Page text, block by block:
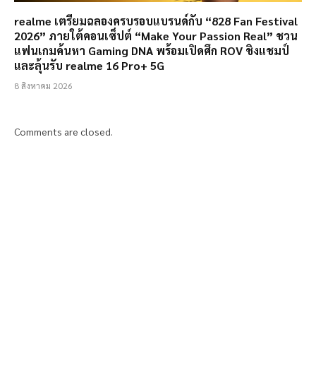
realme เตรียมฉลองครบรอบแบรนด์กับ “828 Fan Festival
2026” ภายใต้คอนเซ็ปต์ “Make Your Passion Real” ชวน
แฟนเกมค้นหา Gaming DNA พร้อมเปิดศึก ROV ชิงแชมป์
และลุ้นรับ realme 16 Pro+ 5G
8 สิงหาคม 2026
Comments are closed.